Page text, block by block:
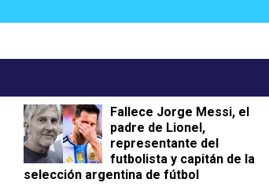
Fallece Jorge Messi, el
padre de Lionel,
representante del
futbolista y capitán de la
selección argentina de fútbol